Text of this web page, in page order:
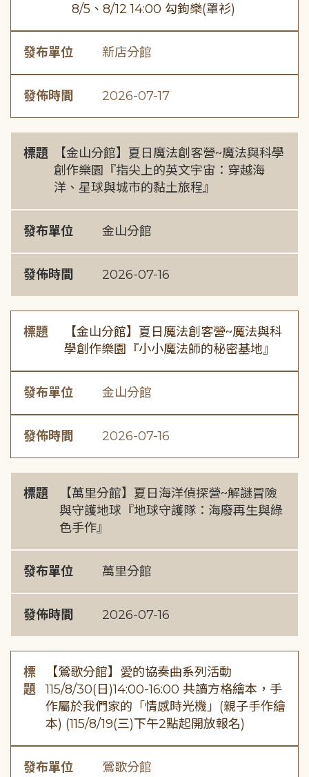
8/5、8/12 14:00 勾鉤樂(罩衫)
發布單位 新店分館
發佈時間 2026-07-17
標題
【金山分館】夏日魔法創客營~魔法與科學
創作樂園『指尖上的英文宇宙：穿越海
洋、星球與城市的黏土旅程』
發布單位 金山分館
發佈時間 2026-07-16
標題
【金山分館】夏日魔法創客營~魔法與科
學創作樂園『小小魔法師的秘密基地』
發布單位 金山分館
發佈時間 2026-07-16
標題
【萬里分館】夏日海洋偵探營~解謎冒險
與守護地球『地球守護隊：海廢再生與綠
色手作』
發布單位 萬里分館
發佈時間 2026-07-16
標
題
【鶯歌分館】愛的協奏曲系列活動
115/8/30(日)14:00-16:00 共讀方格繪本，手
作屬於我們家的「情感時光機」(親子手作繪
本) (115/8/19(三)下午2點起開放報名)
發布單位 鶯歌分館